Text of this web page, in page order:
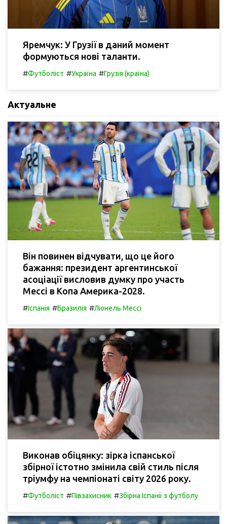
Яремчук: У Грузії в даний момент
формуються нові таланти.
#Футболіст #Україна #Грузія (країна)
Актуальне
Він повинен відчувати, що це його
бажання: президент аргентинської
асоціації висловив думку про участь
Мессі в Копа Америка-2028.
#Іспанія #Бразилія #Ліонель Мессі
Виконав обіцянку: зірка іспанської
збірної істотно змінила свій стиль після
тріумфу на чемпіонаті світу 2026 року.
#Футболіст #Півзахисник #Збірна Іспанії з футболу